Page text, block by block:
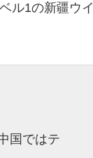
ル1の新疆ウイ
国ではテ